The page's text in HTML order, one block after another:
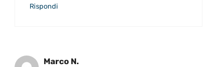
Rispondi
Marco N.